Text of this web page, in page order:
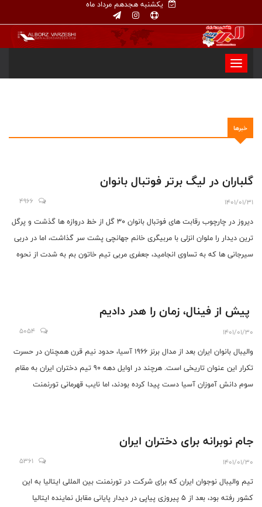
یکشنبه هجدهم مرداد ماه
خبرها
گلباران در لیگ برتر فوتبال بانوان
1401/01/31
4966
دیروز در چارچوب رقابت های فوتبال بانوان 30 گل از خط دروازه ها گذشت و پرگل
ترین دیدار را ملوان انزلی با مربیگری خانم جهانچی پشت سر گذاشت، اما در دربی
سیرجانی ها که به تساوی انجامید، جعفری مربی تیم خاتون بم به شدت از نحوه
پیش از فینال، زمان را هدر دادیم
1401/01/30
5054
والیبال بانوان ایران بعد از مدال برنز 1966 آسیا، حدود نیم قرن همچنان در حسرت
تکرار این عنوان تاریخی است. هرچند در اوایل دهه 90 تیم دختران ایران به مقام
سوم دانش آموزان آسیا دست پیدا کرده بودند، اما نایب قهرمانی تورنمنت
جام نوبرانه برای دختران ایران
1401/01/30
5361
تیم والیبال نوجوان ایران که برای شرکت در تورنمنت بین المللی ایتالیا به این
کشور رفته بود، بعد از 5 پیروزی پیاپی در دیدار پایانی مقابل نماینده ایتالیا